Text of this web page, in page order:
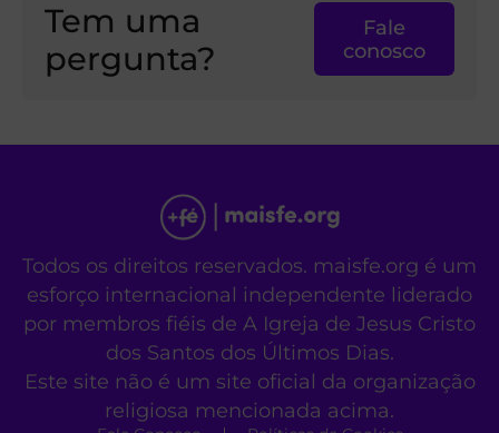
Tem uma
pergunta?
Fale
conosco
Todos os direitos reservados. maisfe.org é um
esforço internacional independente liderado
por membros fiéis de A Igreja de Jesus Cristo
dos Santos dos Últimos Dias.
Este site não é um site oficial da organização
religiosa mencionada acima.